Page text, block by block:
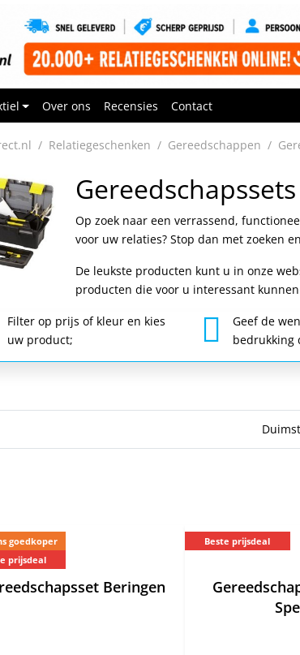
Over ons Recensies Contact
Relatiegeschenken Gereedschappen
Gereedschapssets
Op zoek naar een verrassend,
voor uw relaties? Stop dan met zoeken
De leukste producten kunt u in onze
producten die voor u interessant
Filter op prijs of kleur en kies
uw product;
Geef de
bedrukking
goedkoper
prijsdeal
Beringen
Beste prijsdeal